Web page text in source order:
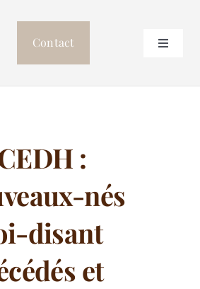
Contact
Toggle
:
nés
disant
et